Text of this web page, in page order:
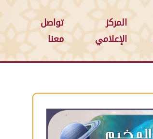
المركز
الإعلامي
تواصل
معنا